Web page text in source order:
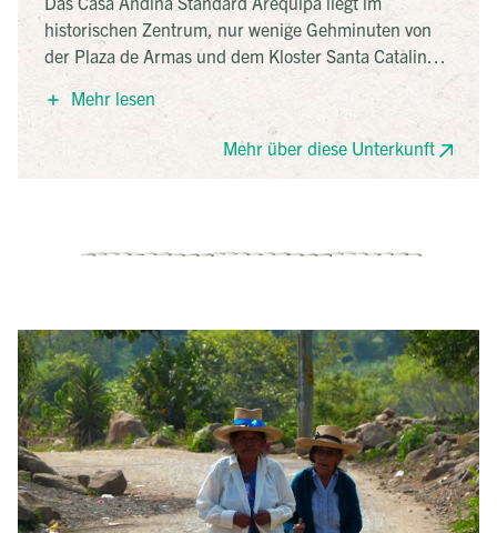
historischen Zentrum, nur wenige Gehminuten von
der Plaza de Armas und dem Kloster Santa Catalina
entfernt. Das Hotel ist in einem modernen Gebäude
aus weißem Vulkangestein untergebracht und bietet
eine Terrasse mit Blick auf den Vulkan Misti.
Mehr lesen
Mehr über diese Unterkunft